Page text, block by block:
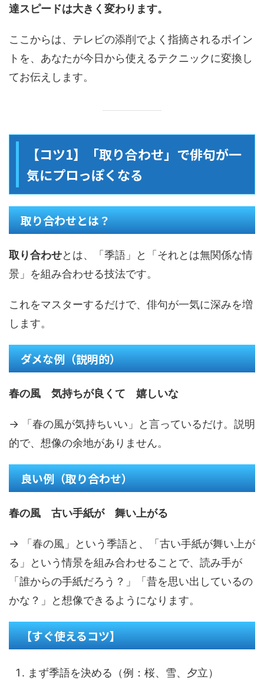
達スピードは大きく変わります。
ここからは、テレビの添削でよく指摘されるポイン
トを、あなたが今日から使えるテクニックに変換し
てお伝えします。
【コツ1】「取り合わせ」で俳句が一
気にプロっぽくなる
取り合わせとは？
取り合わせとは、「季語」と「それとは無関係な情
景」を組み合わせる技法です。
これをマスターするだけで、俳句が一気に深みを増
します。
ダメな例（説明的）
春の風 気持ちが良くて 嬉しいな
→ 「春の風が気持ちいい」と言っているだけ。説明
的で、想像の余地がありません。
良い例（取り合わせ）
春の風 古い手紙が 舞い上がる
→ 「春の風」という季語と、「古い手紙が舞い上が
る」という情景を組み合わせることで、読み手が
「誰からの手紙だろう？」「昔を思い出しているの
かな？」と想像できるようになります。
【すぐ使えるコツ】
まず季語を決める（例：桜、雪、夕立）